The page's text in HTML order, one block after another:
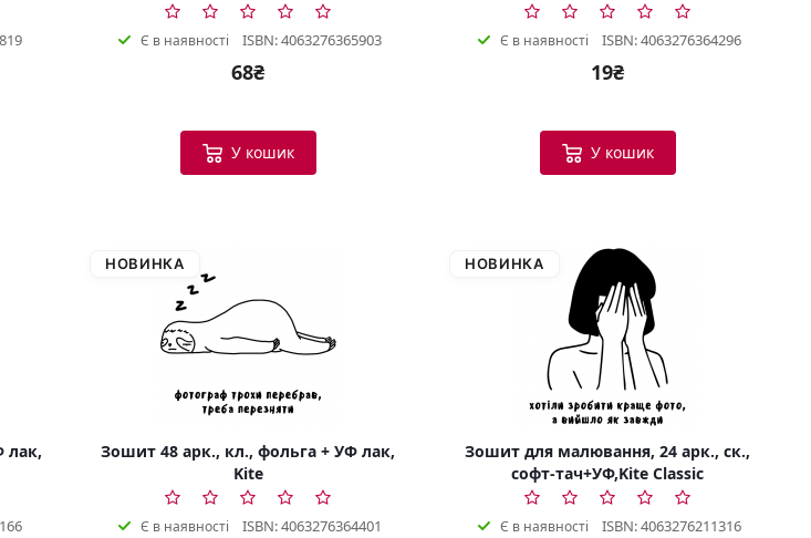
Є в наявності ISBN: 4063276365903
68₴
У кошик
Є в наявності ISBN: 4063276364296
19₴
У кошик
лак,
НОВИНКА
Зошит 48 арк., кл., фольга + УФ лак,
Kite
Є в наявності ISBN: 4063276364401
НОВИНКА
Зошит для малювання, 24 арк., ск.,
софт-тач+УФ,Kite Classic
Є в наявності ISBN: 4063276211316